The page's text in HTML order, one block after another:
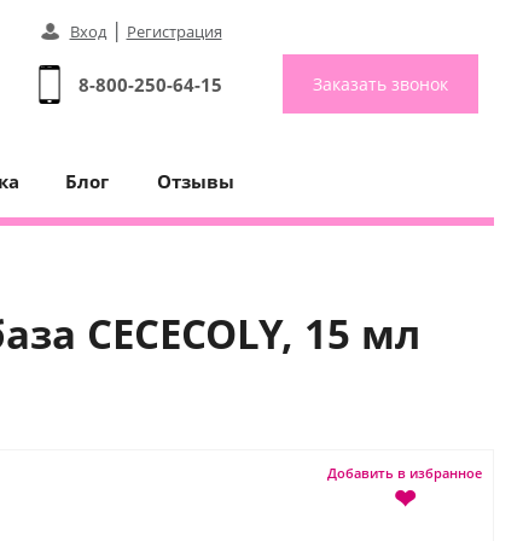
8-800-250-64-15
Вход| Регистрация
Заказать звонок
Блог Отзывы
CECECOLY, 15 мл
Добавить в избранное
❤